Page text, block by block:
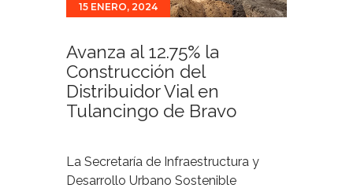
Para ti
15 ENERO, 2024
Avanza al 12.75% la
Construcción del
Distribuidor Vial en
Tulancingo de Bravo
La Secretaría de Infraestructura y
Desarrollo Urbano Sostenible